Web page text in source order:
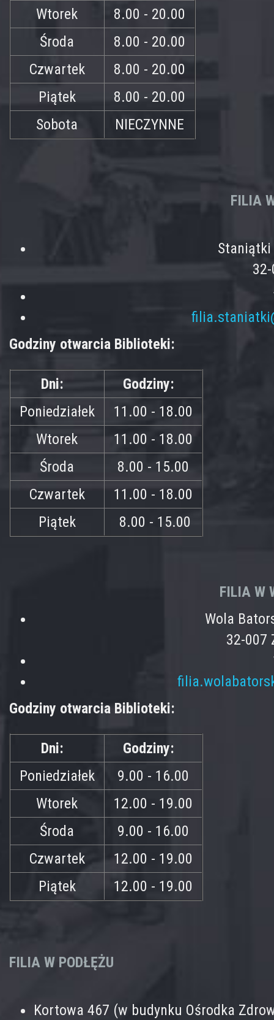
Wtorek
8.00 - 20.00
Środa
8.00 - 20.00
Czwartek
8.00 - 20.00
Piątek
8.00 - 20.00
Sobota
NIECZYNNE
FILIA
Godziny otwarcia Biblioteki:
Dni:
Godziny:
Poniedziałek
11.00 - 18.00
Wtorek
11.00 - 18.00
Środa
8.00 - 15.00
Czwartek
11.00 - 18.00
Piątek
8.00 - 15.00
FILIA W
Wola
32-007
Godziny otwarcia Biblioteki:
Dni:
Godziny:
Poniedziałek
9.00 - 16.00
Wtorek
12.00 - 19.00
Środa
9.00 - 16.00
Czwartek
12.00 - 19.00
Piątek
12.00 - 19.00
FILIA W PODŁĘŻU
Kortowa 467 (w budynku Ośrodka